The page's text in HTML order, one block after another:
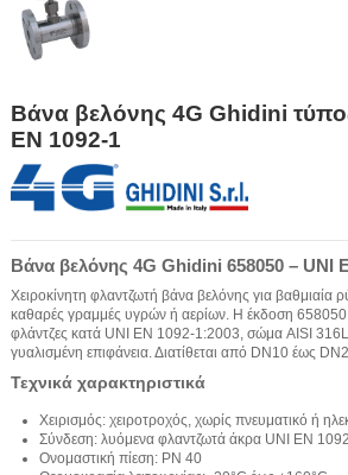
Βάνα βελόνης 4G Ghidini
EN 1092-1
Βάνα βελόνης 4G Ghidini 658050 – UNI
Χειροκίνητη φλαντζωτή βάνα βελόνης για βαθμιαία
καθαρές γραμμές υγρών ή αερίων. Η έκδοση 658050
φλάντζες κατά UNI EN 1092-1:2003, σώμα AISI 316L
γυαλισμένη επιφάνεια. Διατίθεται από DN10 έως
Τεχνικά χαρακτηριστικά
Χειρισμός: χειροτροχός, χωρίς πνευματικό ή
Σύνδεση: λυόμενα φλαντζωτά άκρα UNI EN
Ονομαστική πίεση: PN 40